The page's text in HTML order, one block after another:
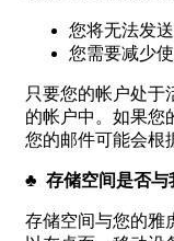
您将无法发
您需要减少
只要您的帐户处于
的帐户中。如果您
您的邮件可能会根
♣ 存储空间是否与
存储空间与您的雅